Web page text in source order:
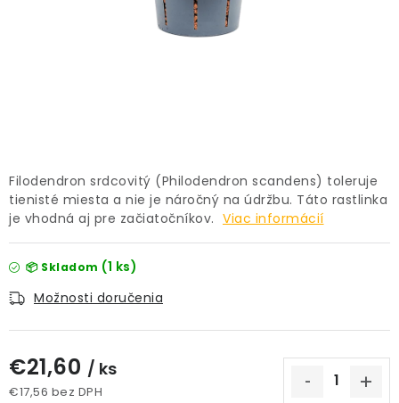
SUBSTRÁTY A HNOJIVÁ
ZNAČKY
Obchodné podmienky
Filodendron srdcovitý (Philodendron scandens) toleruje
tienisté miesta a nie je náročný na údržbu. Táto rastlinka
je vhodná aj pre začiatočníkov. Viac informácií
📦 Skladom (1 ks)
Možnosti doručenia
€21,60 / ks
€17,56 bez DPH